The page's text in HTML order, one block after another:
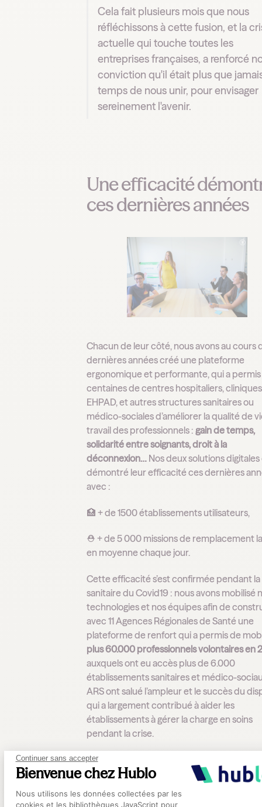
Continuer sans accepter
Bienvenue chez Hublo
Plateforme de Gestion du
Nous utilisons les données collectées par les
cookies et les bibliothèques JavaScript pour
Cela fait plusieurs mois que nous
réfléchissons à cette fusion, et la
actuelle qui touche toutes les
entreprises françaises, a renforcé
conviction qu'il était plus que
temps de nous unir, pour envisager
sereinement l'avenir.
Une efficacité
ces dernières années
Chacun de leur côté, nous avons au cours
dernières années créé une plateforme
ergonomique et performante, qui a permis
centaines de centres hospitaliers,
EHPAD, et autres structures sanitaires ou
médico-sociales d’améliorer la qualité de
travail des professionnels :gain de temps,
solidarité entre soignants, droit à la
déconnexion… Nos deux solutions
démontré leur efficacité ces dernières
avec :
🏥 + de 1500 établissements utilisateurs,
⛑ + de 5 000 missions de remplacement
en moyenne chaque jour.
Cette efficacité s’est confirmée pendant
sanitaire du Covid19 : nous avons mobilisé
technologies et nos équipes afin de
avec 11 Agences Régionales de Santé une
plateforme de renfort qui a permis de
plus 60.000 professionnels volontaires en
auxquels ont eu accès plus de 6.000
établissements sanitaires et médico-
ARS ont salué l’ampleur et le succès du
qui a largement contribué à aider les
établissements à gérer la charge en soins
pendant la crise.
Une solution pour